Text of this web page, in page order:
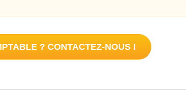
? CONTACTEZ-NOUS !